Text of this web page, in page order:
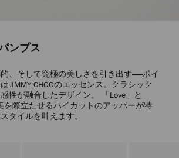
ンプス
、そして究極の美しさを引き出す——ポイ
JIMMY CHOOのエッセンス。クラシック
性が融合したデザイン。 「Love」と
を際立たせるハイカットのアッパーが特
タイルを叶えます。